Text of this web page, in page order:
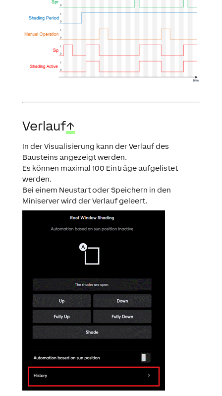
Verlauf↑
In der Visualisierung kann der Verlauf des
Bausteins angezeigt werden.
Es können maximal 100 Einträge aufgelistet
werden.
Bei einem Neustart oder Speichern in den
Miniserver wird der Verlauf geleert.